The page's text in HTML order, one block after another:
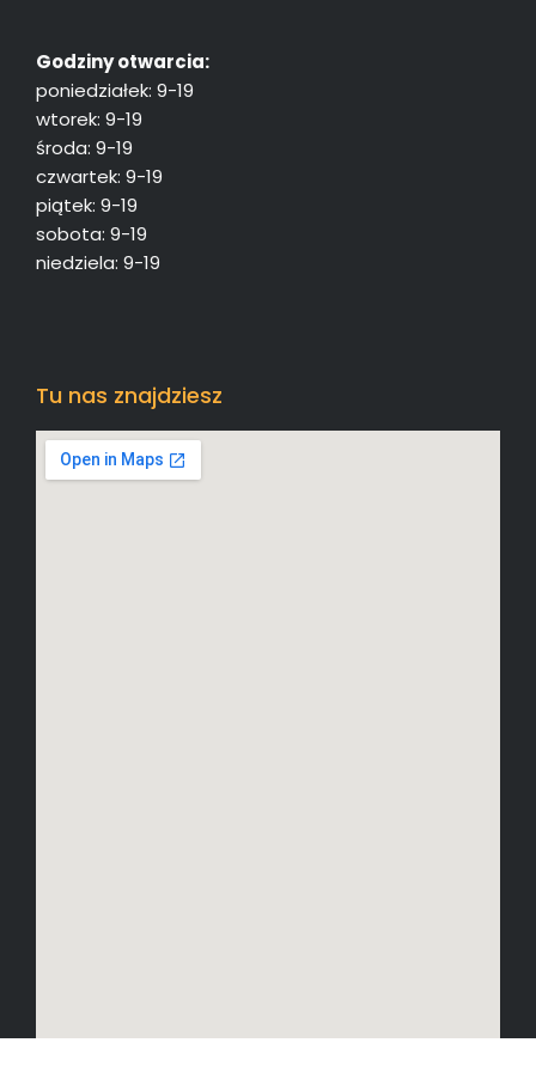
Godziny otwarcia:
poniedziałek: 9-19
wtorek: 9-19
środa: 9-19
czwartek: 9-19
piątek: 9-19
sobota: 9-19
niedziela: 9-19
Tu nas znajdziesz